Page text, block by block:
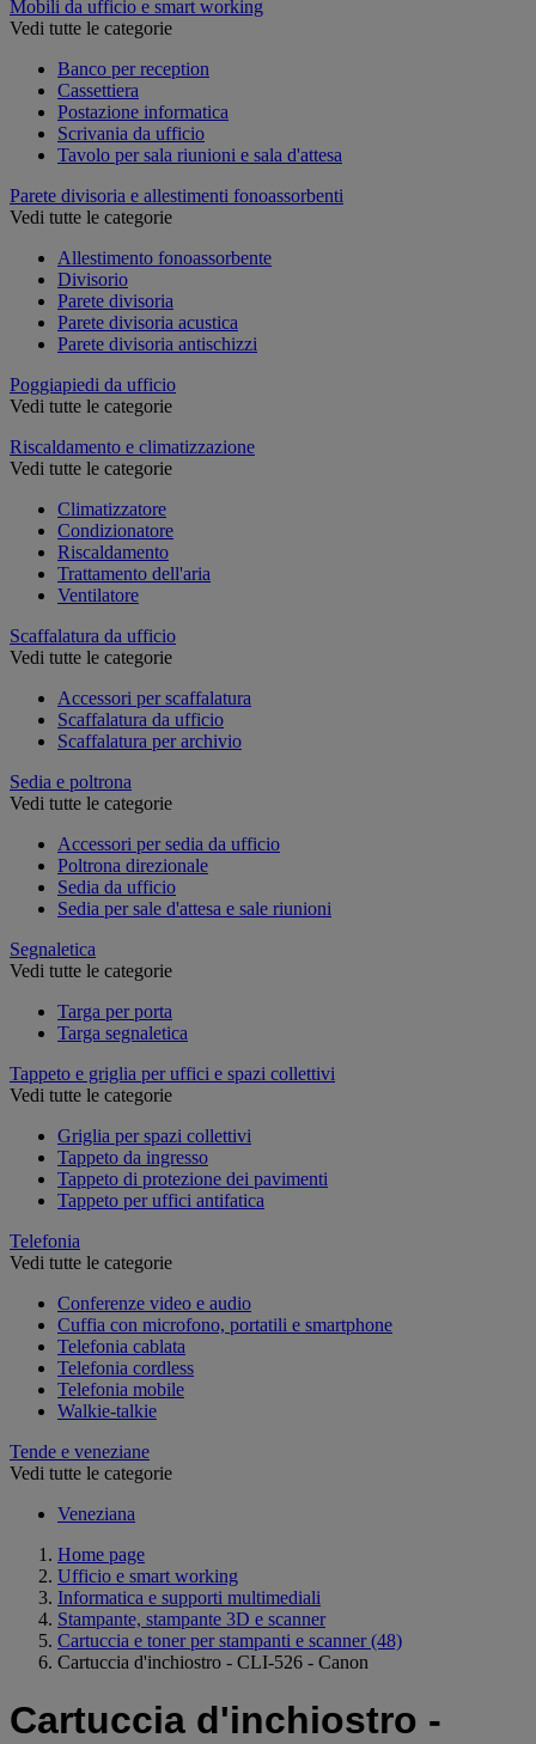
Mobili da ufficio e smart working
Vedi tutte le categorie
Banco per reception
Cassettiera
Postazione informatica
Scrivania da ufficio
Tavolo per sala riunioni e sala d'attesa
Parete divisoria e allestimenti fonoassorbenti
Vedi tutte le categorie
Allestimento fonoassorbente
Divisorio
Parete divisoria
Parete divisoria acustica
Parete divisoria antischizzi
Poggiapiedi da ufficio
Vedi tutte le categorie
Riscaldamento e climatizzazione
Vedi tutte le categorie
Climatizzatore
Condizionatore
Riscaldamento
Trattamento dell'aria
Ventilatore
Scaffalatura da ufficio
Vedi tutte le categorie
Accessori per scaffalatura
Scaffalatura da ufficio
Scaffalatura per archivio
Sedia e poltrona
Vedi tutte le categorie
Accessori per sedia da ufficio
Poltrona direzionale
Sedia da ufficio
Sedia per sale d'attesa e sale riunioni
Segnaletica
Vedi tutte le categorie
Targa per porta
Targa segnaletica
Tappeto e griglia per uffici e spazi collettivi
Vedi tutte le categorie
Griglia per spazi collettivi
Tappeto da ingresso
Tappeto di protezione dei pavimenti
Tappeto per uffici antifatica
Telefonia
Vedi tutte le categorie
Conferenze video e audio
Cuffia con microfono, portatili e smartphone
Telefonia cablata
Telefonia cordless
Telefonia mobile
Walkie-talkie
Tende e veneziane
Vedi tutte le categorie
Veneziana
Home page
Ufficio e smart working
Informatica e supporti multimediali
Stampante, stampante 3D e scanner
Cartuccia e toner per stampanti e scanner (48)
Cartuccia d'inchiostro - CLI-526 - Canon
Cartuccia d'inchiostro -